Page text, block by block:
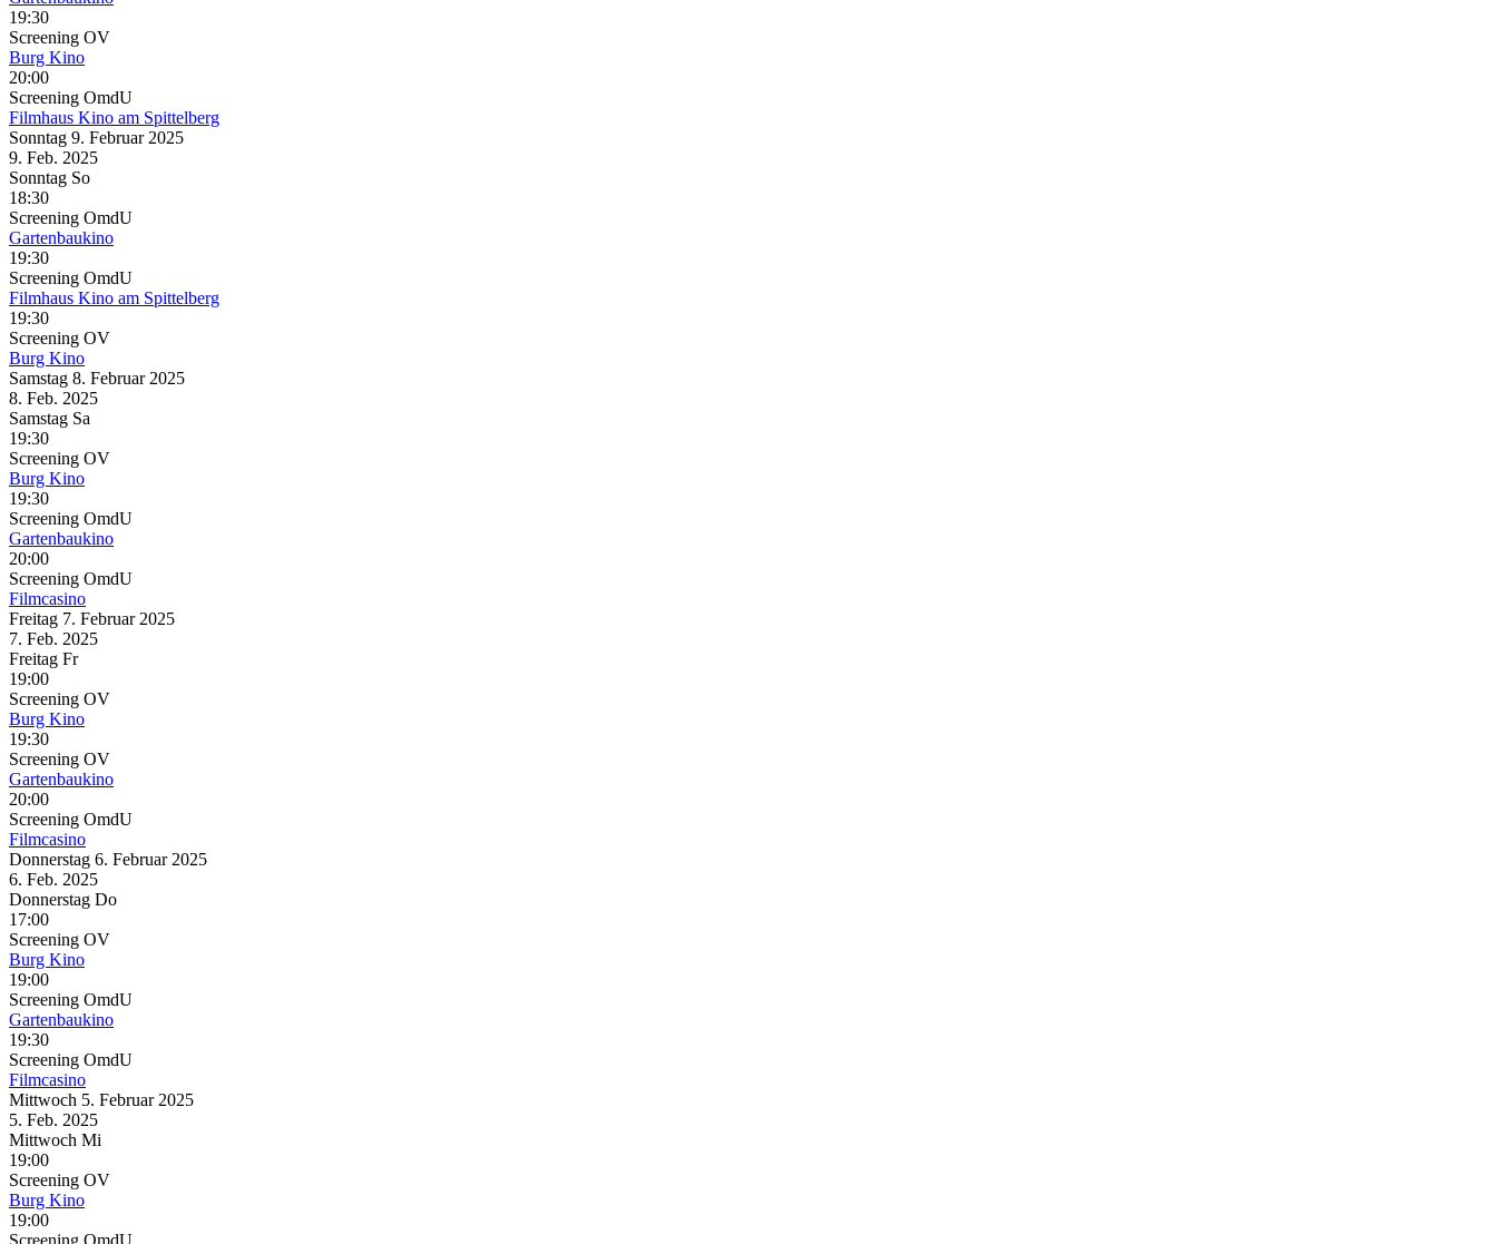
19:30
Screening OV
Burg Kino
20:00
Screening OmdU
Filmhaus Kino am Spittelberg
Sonntag 9. Februar 2025
9. Feb. 2025
Sonntag So
18:30
Screening OmdU
Gartenbaukino
19:30
Screening OmdU
Filmhaus Kino am Spittelberg
19:30
Screening OV
Burg Kino
Samstag 8. Februar 2025
8. Feb. 2025
Samstag Sa
19:30
Screening OV
Burg Kino
19:30
Screening OmdU
Gartenbaukino
20:00
Screening OmdU
Filmcasino
Freitag 7. Februar 2025
7. Feb. 2025
Freitag Fr
19:00
Screening OV
Burg Kino
19:30
Screening OV
Gartenbaukino
20:00
Screening OmdU
Filmcasino
Donnerstag 6. Februar 2025
6. Feb. 2025
Donnerstag Do
17:00
Screening OV
Burg Kino
19:00
Screening OmdU
Gartenbaukino
19:30
Screening OmdU
Filmcasino
Mittwoch 5. Februar 2025
5. Feb. 2025
Mittwoch Mi
19:00
Screening OV
Burg Kino
19:00
Screening OmdU